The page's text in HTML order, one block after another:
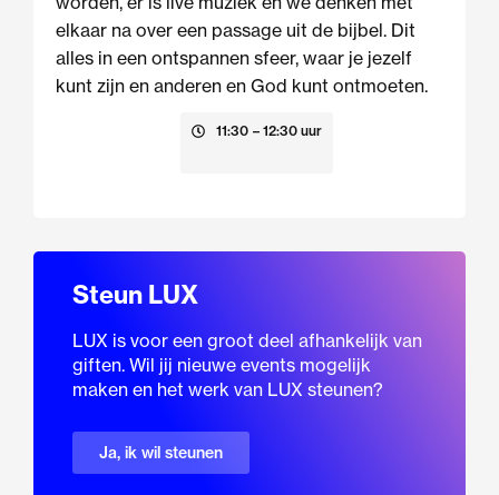
elkaar na over een passage uit de bijbel. Dit
alles in een ontspannen sfeer, waar je jezelf
kunt zijn en anderen en God kunt ontmoeten.
11:30 – 12:30 uur
Steun LUX
LUX is voor een groot deel afhankelijk van
giften. Wil jij nieuwe events mogelijk
maken en het werk van LUX steunen?
Ja, ik wil steunen